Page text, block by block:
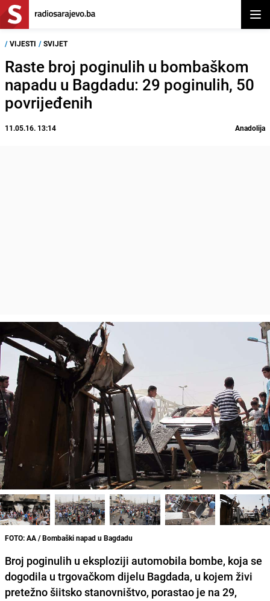
/ VIJESTI / SVIJET
Raste broj poginulih u bombaškom
napadu u Bagdadu: 29 poginulih, 50
povrijeđenih
11.05.16. 13:14 Anadolija
FOTO: AA / Bombaški napad u Bagdadu
Broj poginulih u eksploziji automobila bombe, koja se
dogodila u trgovačkom dijelu Bagdada, u kojem živi
pretežno šiitsko stanovništvo, porastao je na 29,